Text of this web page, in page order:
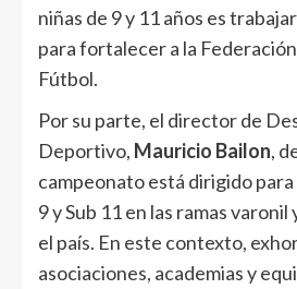
niñas de 9 y 11 años es
para fortalecer a la
Fútbol.
Por su parte, el director de
Deportivo, Mauricio Bailon,
campeonato está dirigido para
9 y Sub 11 en las ramas
el país. En este contexto,
asociaciones, academias y